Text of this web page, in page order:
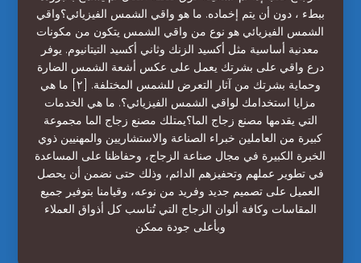
ببطء ، دون أن يتم إخماده. ما هو واقي الشمس الفيزيائي؟واقي
الشمس الفيزيائي هو نوع من واقي الشمس يتكون من مكونات
معدنية أساسية مثل أكسيد الزنك وثاني أكسيد التيتانيوم. يوفر
درع واقي على بشرتك يعمل على عكس أشعة الشمس الضارة
وحماية بشرتك من آثار التعرض للشمس المختلفة. [٢] ما هي
مزايا استخدامك لواقي الشمس الفيزيائي؟. ما هي الخدمات
التي يقدمها مصنع زجاج الما؟يمتلك مصنع زجاج الما مجموعة
كبيرة من العاملين خبراء الصناعة والاستشاريين والمهنيين ذوي
الخبرة الكبيرة في مجال صناعة الزجاج، وحفاظنا على المساعدة
في تطوير عملهم وتحفيزهم الدائم، وذلك حتى نضمن أن يحصل
العميل على تصميم جديد وفريد من نوعه، وقيامنا بتوفير جميع
المقاسات وكافة ألوان الزجاج التي تُناسب كل أذواق العملاء
وبأعلى جودة ممكن